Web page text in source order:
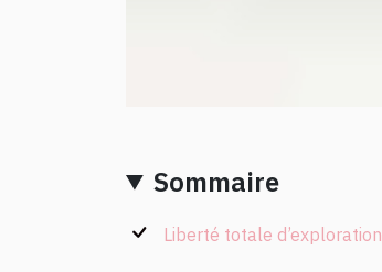
Sommaire
Liberté totale d’exploration